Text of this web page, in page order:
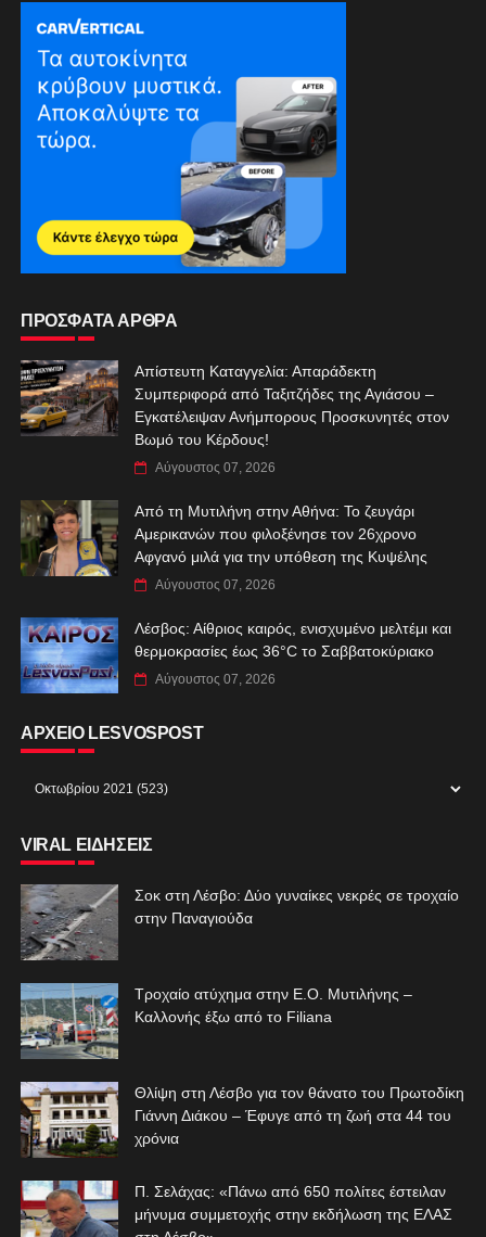
ΠΡΟΣΦΑΤΑ ΑΡΘΡΑ
Απίστευτη Καταγγελία: Απαράδεκτη
Συμπεριφορά από Ταξιτζήδες της Αγιάσου –
Εγκατέλειψαν Ανήμπορους Προσκυνητές στον
Βωμό του Κέρδους!
Αύγουστος 07, 2026
Από τη Μυτιλήνη στην Αθήνα: Το ζευγάρι
Αμερικανών που φιλοξένησε τον 26χρονο
Αφγανό μιλά για την υπόθεση της Κυψέλης
Αύγουστος 07, 2026
Λέσβος: Αίθριος καιρός, ενισχυμένο μελτέμι και
θερμοκρασίες έως 36°C το Σαββατοκύριακο
Αύγουστος 07, 2026
ΑΡΧΕΙΟ LESVOSPOST
VIRAL ΕΙΔΗΣΕΙΣ
Σοκ στη Λέσβο: Δύο γυναίκες νεκρές σε τροχαίο
στην Παναγιούδα
Τροχαίο ατύχημα στην Ε.Ο. Μυτιλήνης –
Καλλονής έξω από το Filiana
Θλίψη στη Λέσβο για τον θάνατο του Πρωτοδίκη
Γιάννη Διάκου – Έφυγε από τη ζωή στα 44 του
χρόνια
Π. Σελάχας: «Πάνω από 650 πολίτες έστειλαν
μήνυμα συμμετοχής στην εκδήλωση της ΕΛΑΣ